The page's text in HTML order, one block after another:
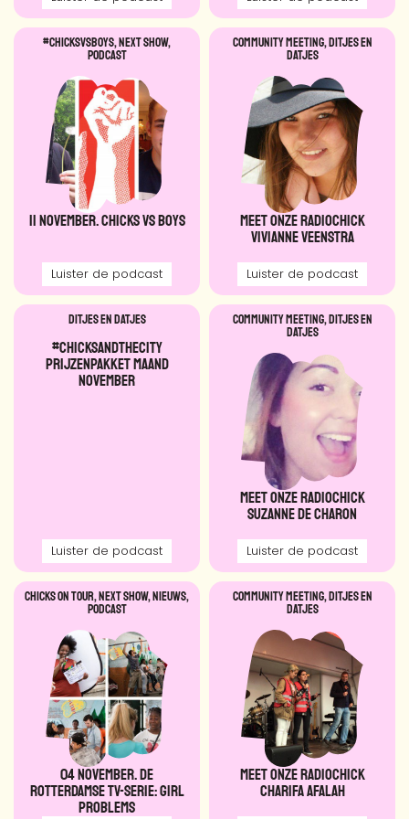
#CHICKSVSBOYS,NEXT SHOW,
Podcast
11 november. Chicks vs Boys
Luister de podcast
Community meeting,DITJES EN
DATJES
Meet onze Radiochick
Vivianne Veenstra
Luister de podcast
DITJES EN DATJES
#chicksandthecity
Prijzenpakket maand
November
Luister de podcast
Community meeting,DITJES EN
DATJES
Meet onze RadioChick
Suzanne de Charon
Luister de podcast
Chicks on tour,NEXT SHOW,Nieuws,
Podcast
04 november. De
Rotterdamse TV-Serie: Girl
Problems
Community meeting,DITJES EN
DATJES
Meet onze Radiochick
Charifa Afalah